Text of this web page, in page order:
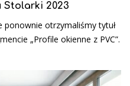
Stolarki 2023
otrzymaliśmy tytuł
„Profile okienne z PVC”.